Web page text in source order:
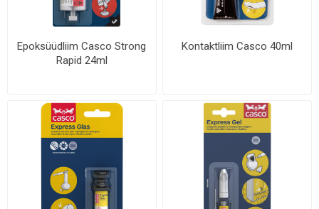
Epoksüüdliim Casco Strong
Rapid 24ml
Kontaktliim Casco 40ml